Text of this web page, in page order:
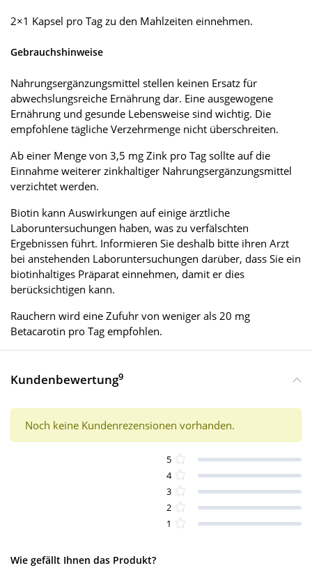
2×1 Kapsel pro Tag zu den Mahlzeiten einnehmen.
Gebrauchshinweise
Nahrungsergänzungsmittel stellen keinen Ersatz für
abwechslungsreiche Ernährung dar. Eine ausgewogene
Ernährung und gesunde Lebensweise sind wichtig. Die
empfohlene tägliche Verzehrmenge nicht überschreiten.
Ab einer Menge von 3,5 mg Zink pro Tag sollte auf die
Einnahme weiterer zinkhaltiger Nahrungsergänzungsmittel
verzichtet werden.
Biotin kann Auswirkungen auf einige ärztliche
Laboruntersuchungen haben, was zu verfälschten
Ergebnissen führt. Informieren Sie deshalb bitte ihren Arzt
bei anstehenden Laboruntersuchungen darüber, dass Sie ein
biotinhaltiges Präparat einnehmen, damit er dies
berücksichtigen kann.
Rauchern wird eine Zufuhr von weniger als 20 mg
Betacarotin pro Tag empfohlen.
Kundenbewertung9
Noch keine Kundenrezensionen vorhanden.
5
4
3
2
1
Wie gefällt Ihnen das Produkt?